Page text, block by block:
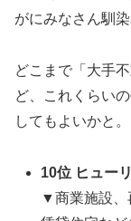
がにみなさん馴
どこまで「大手
ど、これくらい
してもよいかと。
10位 ヒュー
▼商業施設、